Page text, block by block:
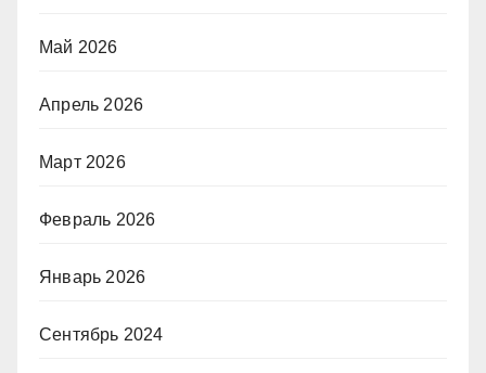
Май 2026
Апрель 2026
Март 2026
Февраль 2026
Январь 2026
Сентябрь 2024